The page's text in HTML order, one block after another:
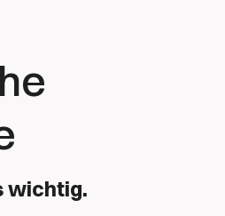
wichtig.